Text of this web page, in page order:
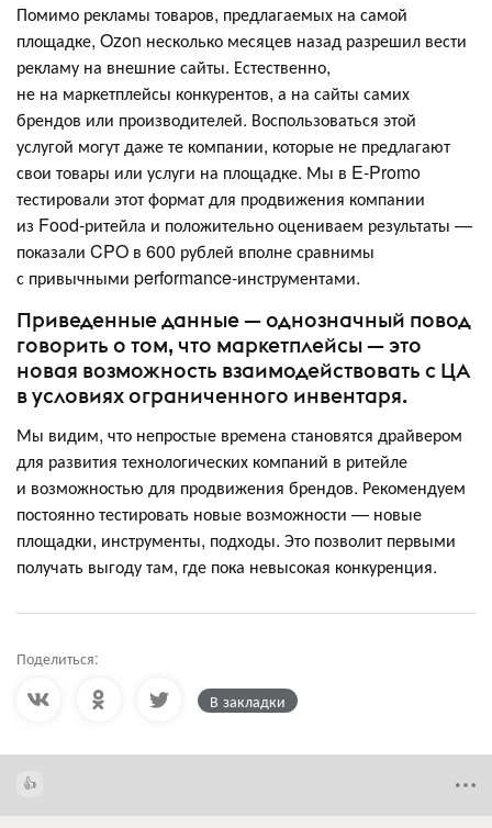
Помимо рекламы товаров, предлагаемых на самой
площадке, Ozon несколько месяцев назад разрешил вести
рекламу на внешние сайты. Естественно,
не на маркетплейсы конкурентов, а на сайты самих
брендов или производителей. Воспользоваться этой
услугой могут даже те компании, которые не предлагают
свои товары или услуги на площадке. Мы в E-Promo
тестировали этот формат для продвижения компании
из Food-ритейла и положительно оцениваем результаты —
показали CPO в 600 рублей вполне сравнимы
с привычными performance-инструментами.
Приведенные данные — однозначный повод
говорить о том, что маркетплейсы — это
новая возможность взаимодействовать с ЦА
в условиях ограниченного инвентаря.
Мы видим, что непростые времена становятся драйвером
для развития технологических компаний в ритейле
и возможностью для продвижения брендов. Рекомендуем
постоянно тестировать новые возможности — новые
площадки, инструменты, подходы. Это позволит первыми
получать выгоду там, где пока невысокая конкуренция.
Поделиться:
В закладки